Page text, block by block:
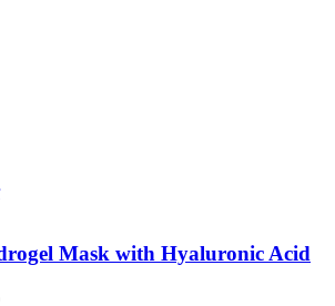
Mask with Hyaluronic Acid